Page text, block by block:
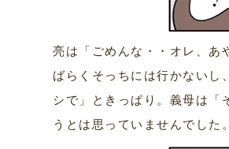
亮は「ごめんな・・オレ、あ
ばらくそっちには行かないし
シで」ときっぱり。義母は「
うとは思っていませんでした。